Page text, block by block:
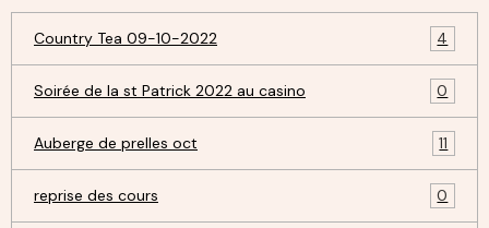
Country Tea 09-10-2022 4
Soirée de la st Patrick 2022 au casino 0
Auberge de prelles oct 11
reprise des cours 0